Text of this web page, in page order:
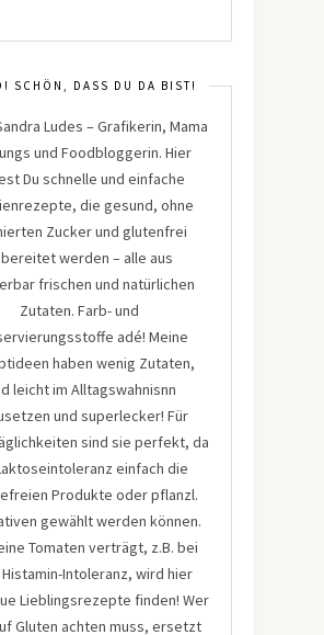
SCHÖN, DASS DU DA BIST!
Ludes – Grafikerin, Mama
und Foodbloggerin. Hier
Du schnelle und einfache
die gesund, ohne
Zucker und glutenfrei
werden – alle aus
frischen und natürlichen
Zutaten. Farb- und
adé! Meine
haben wenig Zutaten,
leicht im Alltagswahnisnn
und superlecker! Für
sind sie perfekt, da
einfach die
Produkte oder pflanzl.
gewählt werden können.
Tomaten verträgt, z.B. bei
Intoleranz, wird hier
Lieblingsrezepte finden! Wer
Gluten achten muss, ersetzt